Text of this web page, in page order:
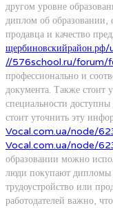
другом уровне
диплом об образовании,
продавца и качество
//576school.ru/
профессионально и
документа. Также стоит
специальности
стоит уточнить эту
Vocal.com.ua/node/
Vocal.com.ua/node/
образовании можно
люди покупают дипломы
трудоустройство или
работодателей важно,